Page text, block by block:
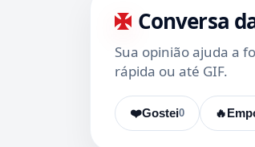
Conversa
Sua opinião ajuda a
rápida ou até GIF.
❤️ 0
Gostei 🔥